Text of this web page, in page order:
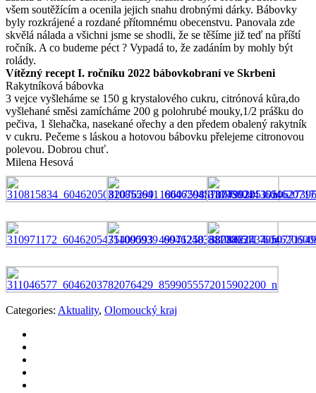
všem soutěžícím a ocenila jejich snahu drobnými dárky. Bábovky
byly rozkrájené a rozdané přítomnému obecenstvu. Panovala zde
skvělá nálada a všichni jsme se shodli, že se těšíme již teď na příští
ročník. A co budeme péct ? Vypadá to, že zadáním by mohly být
rolády.
Vítězný recept I. ročníku 2022 bábovkobraní ve Skrbeni
Rakytníková bábovka
3 vejce vyšleháme se 150 g krystalového cukru, citrónová kůra,do
vyšlehané směsi zamícháme 200 g polohrubé mouky,1/2 prášku do
pečiva, 1 šlehačka, nasekané ořechy a den předem obalený rakytník
v cukru. Pečeme s láskou a hotovou bábovku přelejeme citronovou
polevou. Dobrou chuť.
Milena Hesová
Categories: Aktuality, Olomoucký kraj